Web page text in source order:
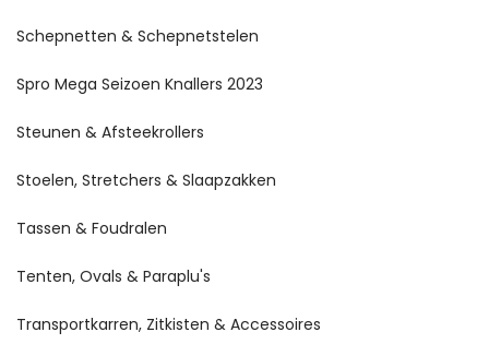
Schepnetten & Schepnetstelen
Spro Mega Seizoen Knallers 2023
Steunen & Afsteekrollers
Stoelen, Stretchers & Slaapzakken
Tassen & Foudralen
Tenten, Ovals & Paraplu's
Transportkarren, Zitkisten & Accessoires